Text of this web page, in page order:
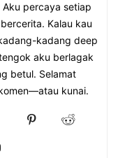
percaya setiap
Kalau kau
kadang deep
aku berlagak
betul. Selamat
kunai.